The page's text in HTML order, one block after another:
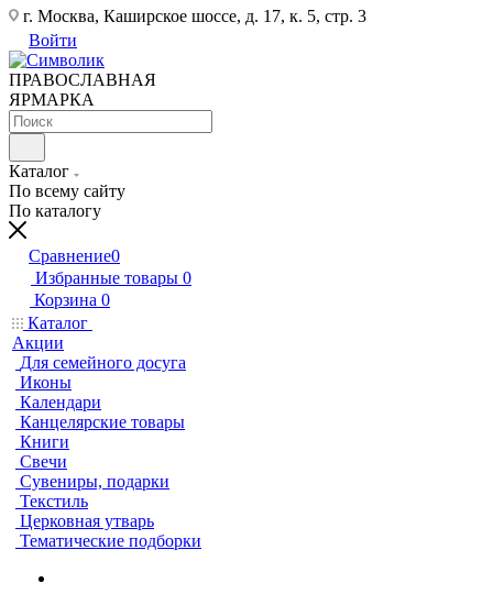
г. Москва, Каширское шоссе, д. 17, к. 5, стр. 3
Войти
ПРАВОСЛАВНАЯ
ЯРМАРКА
Каталог
По всему сайту
По каталогу
Сравнение0
Избранные товары 0
Корзина 0
Каталог
Акции
Для семейного досуга
Иконы
Календари
Канцелярские товары
Книги
Свечи
Сувениры, подарки
Текстиль
Церковная утварь
Тематические подборки